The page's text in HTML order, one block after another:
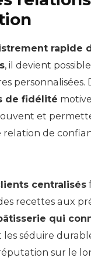
rapide
, il devient
personnalisées.
de fidélité
et
de
centralisés
recettes aux
qui
les séduire
sur le